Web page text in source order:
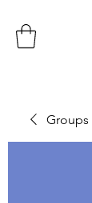
Groups